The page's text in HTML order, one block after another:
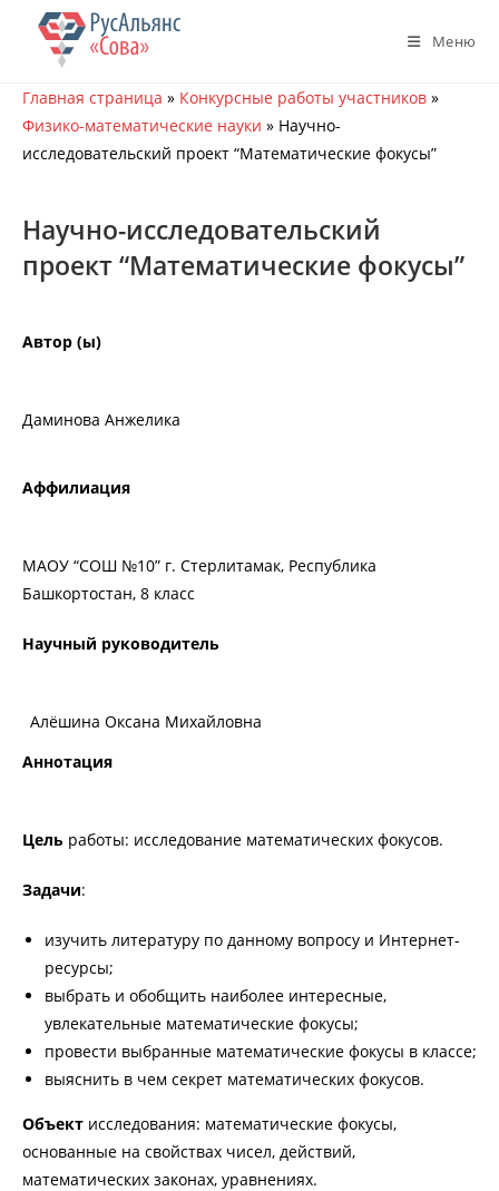
Перейти
содержимому
Меню
Главная страница » Конкурсные работы участников »
Физико-математические науки » Научно-
исследовательский проект “Математические фокусы”
Научно-исследовательский
проект “Математические фокусы”
Автор (ы)
Даминова Анжелика
Аффилиация
МАОУ “СОШ №10” г. Стерлитамак, Республика
Башкортостан, 8 класс
Научный руководитель
Алёшина Оксана Михайловна
Аннотация
Цель работы: исследование математических фокусов.
Задачи:
изучить литературу по данному вопросу и Интернет-
ресурсы;
выбрать и обобщить наиболее интересные,
увлекательные математические фокусы;
провести выбранные математические фокусы в классе;
выяснить в чем секрет математических фокусов.
Объект исследования: математические фокусы,
основанные на свойствах чисел, действий,
математических законах, уравнениях.